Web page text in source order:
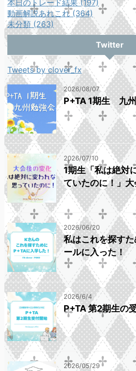
本日のトレード結果 (197)
動画解説あれこれ (364)
未分類 (263)
Twitter
Tweets by clover_fx
2026/08/07
P+TA 1期生 九
2026/07/10
1期生「私は絶対
ていたのに！」
2026/06/20
私はこれを探す
ールに入った！
2026/6/4
P+TA 第2期生の
2026/05/29